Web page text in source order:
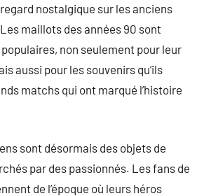
nostalgique sur les anciens
maillots des années 90 sont
non seulement pour leur
aussi pour les souvenirs qu’ils
matchs qui ont marqué l’histoire
sont désormais des objets de
par des passionnés. Les fans de
de l’époque où leurs héros